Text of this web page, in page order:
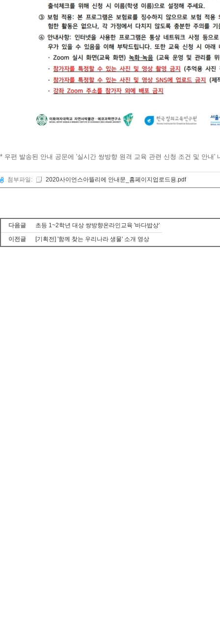
* 우편 발송된 안내 공문에 '실시간 쌍방향 원격 교육 관련 신청 조건 및 안내
첨부파일: 2020사이언스아뜰리에 안내문_홈페이지업로드용.pdf
다음글
초등 1~2학년 대상 쌍방향온라인교육 '바다밥상'
이전글
[기획전] '함께 찾는 우리나라 생물' 소개 영상